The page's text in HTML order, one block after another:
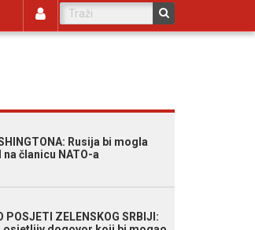
Rusija bi mogla
članicu NATO-a
POSJETI ZELENSKOG SRBIJI: